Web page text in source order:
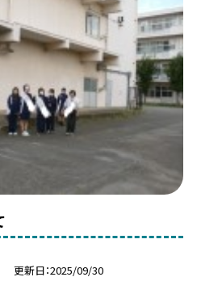
更新日 2025/09/30